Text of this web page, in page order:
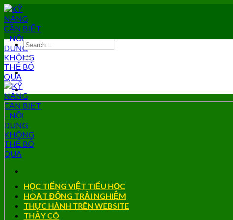
Skip
to
content
HỌC TIẾNG VIỆT TIỂU HỌC
HOẠT ĐỘNG TRẢI NGHIỆM
THỰC HÀNH TRÊN WEBSITE
THẦY CÔ